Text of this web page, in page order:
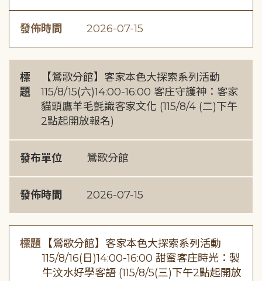
發佈時間 2026-07-15
標
題
【鶯歌分館】客家本色大探索系列活動
115/8/15(六)14:00-16:00 客庄守護神：客家
貓頭鷹羊毛氈識客家文化 (115/8/4 (二)下午
2點起開放報名)
發布單位 鶯歌分館
發佈時間 2026-07-15
標題 【鶯歌分館】客家本色大探索系列活動
115/8/16(日)14:00-16:00 甜蜜客庄時光：製
牛汶水好學客語 (115/8/5(三)下午2點起開放